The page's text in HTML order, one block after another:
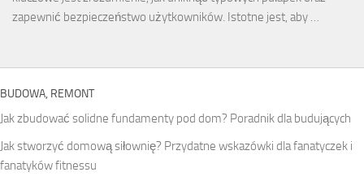
zapewnić bezpieczeństwo użytkowników. Istotne jest, aby …
BUDOWA, REMONT
Jak zbudować solidne fundamenty pod dom? Poradnik dla budujących
Jak stworzyć domową siłownię? Przydatne wskazówki dla fanatyczek i
fanatyków fitnessu